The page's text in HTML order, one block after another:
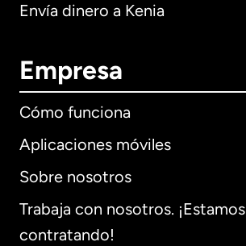
Envía dinero a Kenia
Empresa
Cómo funciona
Aplicaciones móviles
Sobre nosotros
Trabaja con nosotros. ¡Estamos
contratando!